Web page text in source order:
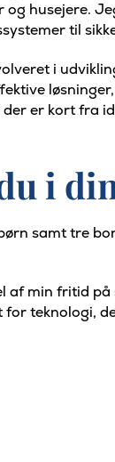
husejere.
til
i
er kort fra
i
samt tre
af min fritid
for teknologi,